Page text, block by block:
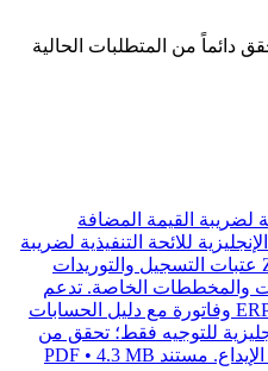
دائماً من المتطلبات الحالية
لضريبة القيمة المضافة
للائحة التنفيذية لضريبة
القيمة المضافة من ZATCA عتبات التسجيل والتوريدات
والمخططات الخاصة. تدعم
فرق الضريبة والمالية ربط ERP وفاتورة مع دليل الحسابات
للتوجيه فقط؛ تحقق من
مستند PDF • 4.3 MB